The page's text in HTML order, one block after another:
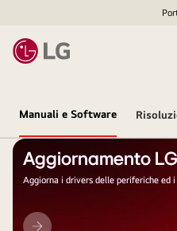
Manuali e Software
Aggiornamento LG
Aggiorna i drivers delle periferiche ed
Aggiornamento